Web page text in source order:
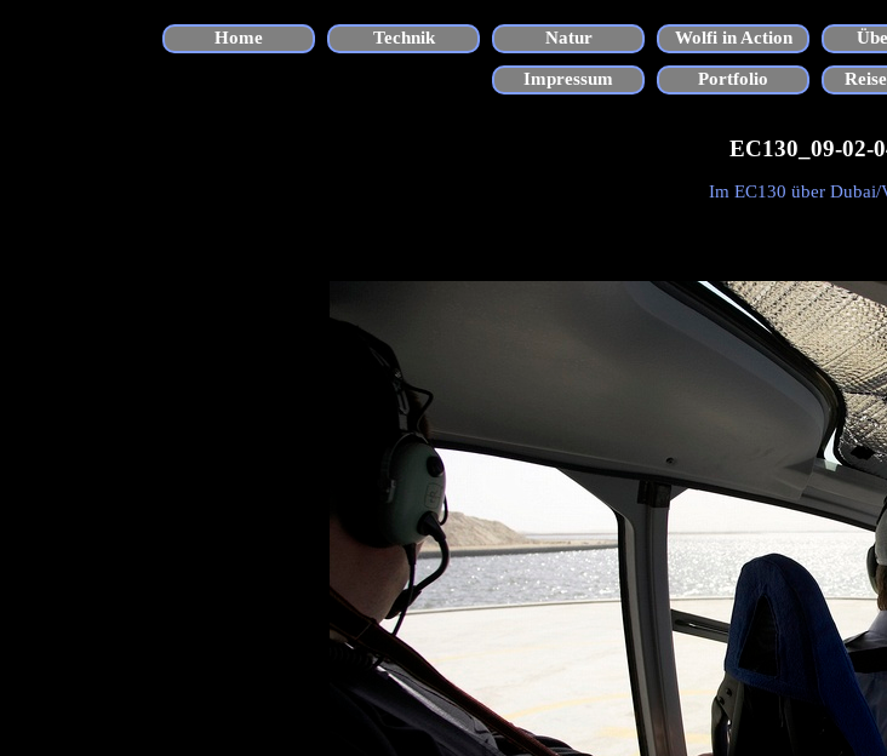
Menü
Home Technik ▼
Natur ▼
Wolfi in Action
Impressum Portfolio
EC130_09-02-
Im EC130 über Dubai/